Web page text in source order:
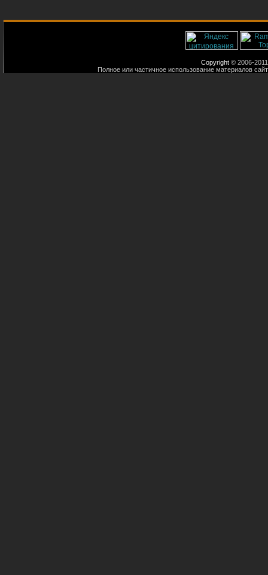
Copyright © 2006-
Полное или частичное использование материалов